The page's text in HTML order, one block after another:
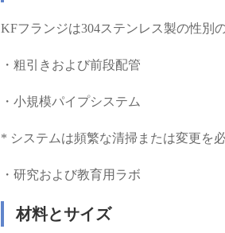
KFフランジは304ステンレス製の性別
・粗引きおよび前段配管
・小規模パイプシステム
* システムは頻繁な清掃または変更を
・研究および教育用ラボ
材料とサイズ